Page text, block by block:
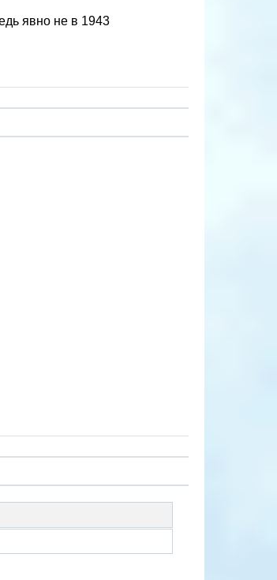
явно не в 1943